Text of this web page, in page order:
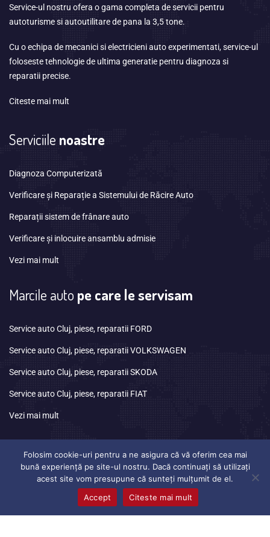
Service-ul nostru ofera o gama completa de servicii pentru
autoturisme si autoutilitare de pana la 3,5 tone.
Cu o echipa de mecanici si electricieni auto experimentati, service-ul
foloseste tehnologie de ultima generatie pentru diagnoza si
reparatii precise.
Citeste mai mult
Serviciile noastre
Diagnoza Computerizată
Verificare și Reparație a Sistemului de Răcire Auto
Reparații sistem de frânare auto
Verificare și inlocuire ansamblu admisie
Vezi mai mult
Marcile auto pe care le servisam
Service auto Cluj, piese, reparatii FORD
Service auto Cluj, piese, reparatii VOLKSWAGEN
Service auto Cluj, piese, reparatii SKODA
Service auto Cluj, piese, reparatii FIAT
Vezi mai mult
Programde lucru
08:30 – 17:00
Folosim cookie-uri pentru a ne asigura că vă oferim cea mai
bună experiență pe site-ul nostru. Dacă continuați să utilizați
acest site vom presupune că sunteți mulțumit de el.
Accept
Citeste mai mult